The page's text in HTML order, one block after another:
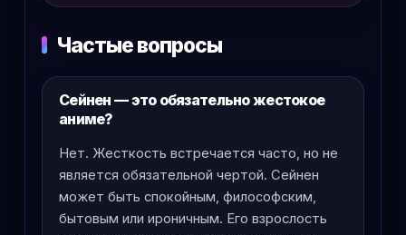
Частые вопросы
Сейнен — это обязательно жестокое
аниме?
Нет. Жесткость встречается часто, но не
является обязательной чертой. Сейнен
может быть спокойным, философским,
бытовым или ироничным. Его взрослость